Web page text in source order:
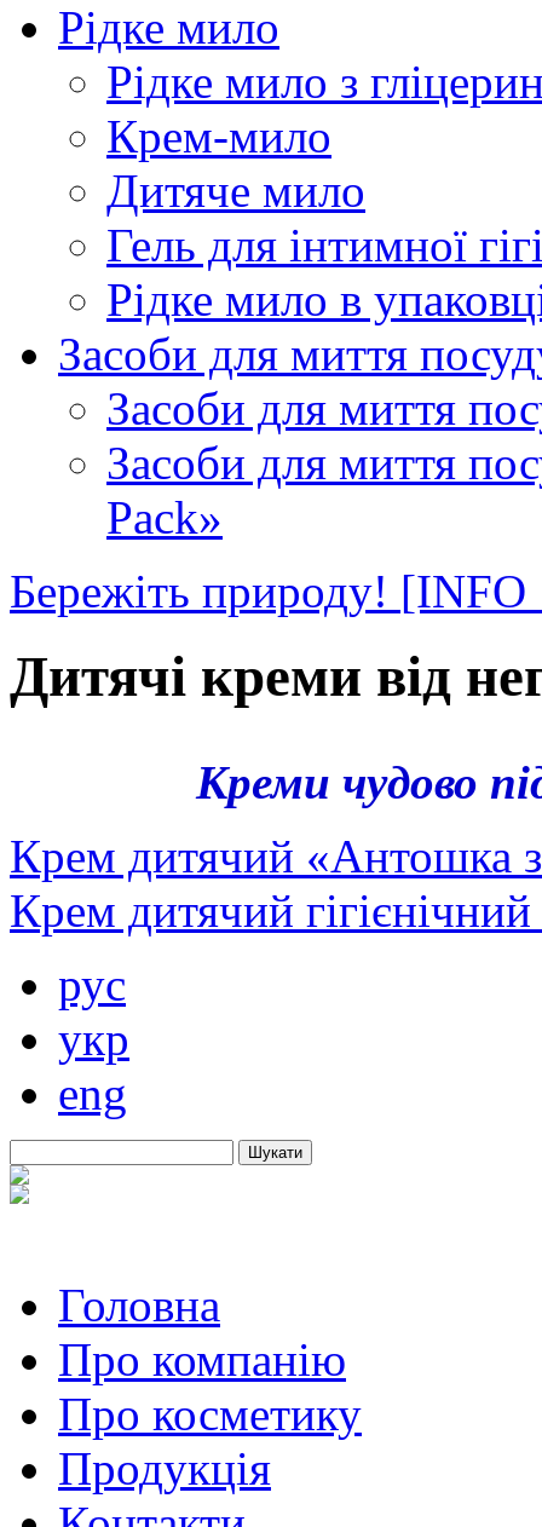
Рідке мило
Рідке мило з
Крем-мило
Дитяче мило
Гель для інтимної
Рідке мило в
Засоби для миття
Засоби для миття
Засоби для миття
Pack»
Бережіть природу!
Дитячі креми від
Креми чудово
Крем дитячий «Антошка з
Крем дитячий
рус
укр
eng
Шукати
Головна
Про компанію
Про косметику
Продукція